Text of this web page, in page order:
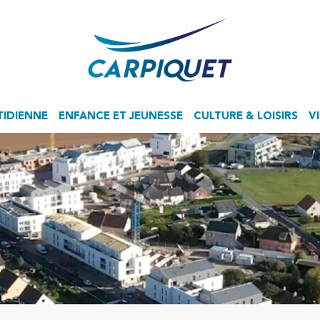
ENFANCE ET JEUNESSE CULTURE & LOISIRS